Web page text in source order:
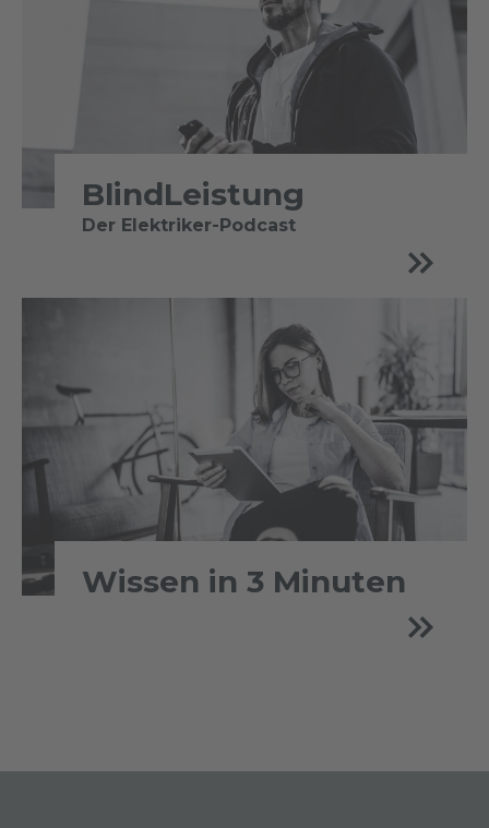
BlindLeistung
Der Elektriker-Podcast
Wissen in 3 Minuten